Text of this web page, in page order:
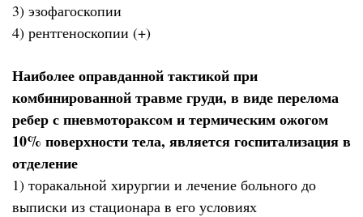
3) эзофагоскопии
4) рентгеноскопии (+)
Наиболее оправданной тактикой при
комбинированной травме груди, в виде перелома
ребер с пневмотораксом и термическим ожогом
10% поверхности тела, является госпитализация в
отделение
1) торакальной хирургии и лечение больного до
выписки из стационара в его условиях